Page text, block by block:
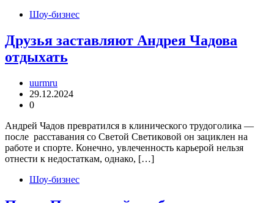
Шоу-бизнес
Друзья заставляют Андрея Чадова
отдыхать
uurmru
29.12.2024
0
Андрей Чадов превратился в клинического трудоголика —
после расставания со Светой Светиковой он зациклен на
работе и спорте. Конечно, увлеченность карьерой нельзя
отнести к недостаткам, однако, […]
Шоу-бизнес